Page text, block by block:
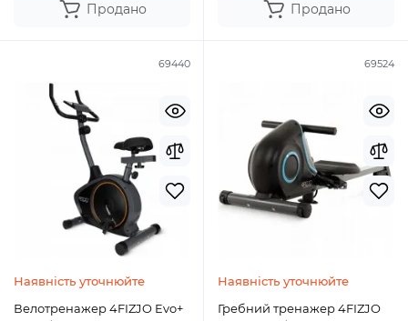
Продано Продано
69440
Наявність уточнюйте
Велотренажер 4FIZJO Evo+
69524
Наявність уточнюйте
Гребний тренажер 4FIZJO